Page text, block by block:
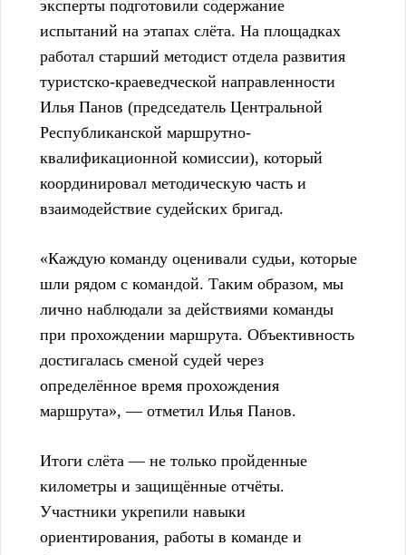
эксперты подготовили содержание
испытаний на этапах слёта. На площадках
работал старший методист отдела развития
туристско-краеведческой направленности
Илья Панов (председатель Центральной
Республиканской маршрутно-
квалификационной комиссии), который
координировал методическую часть и
взаимодействие судейских бригад.
«Каждую команду оценивали судьи, которые
шли рядом с командой. Таким образом, мы
лично наблюдали за действиями команды
при прохождении маршрута. Объективность
достигалась сменой судей через
определённое время прохождения
маршрута», — отметил Илья Панов.
Итоги слёта — не только пройденные
километры и защищённые отчёты.
Участники укрепили навыки
ориентирования, работы в команде и